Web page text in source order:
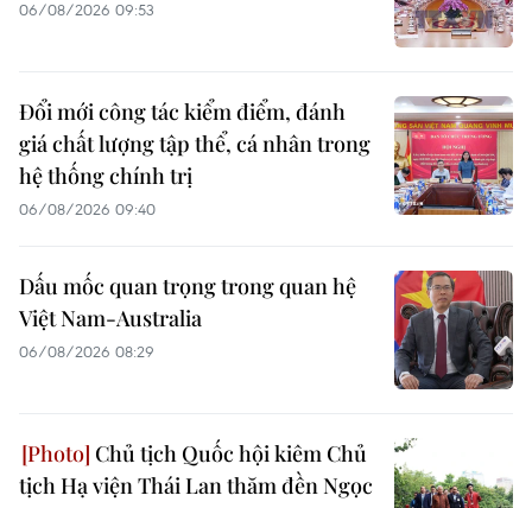
06/08/2026 09:53
Đổi mới công tác kiểm điểm, đánh
giá chất lượng tập thể, cá nhân trong
hệ thống chính trị
06/08/2026 09:40
Dấu mốc quan trọng trong quan hệ
Việt Nam-Australia
06/08/2026 08:29
Chủ tịch Quốc hội kiêm Chủ
tịch Hạ viện Thái Lan thăm đền Ngọc